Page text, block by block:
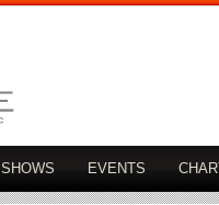
SHOWS EVENTS